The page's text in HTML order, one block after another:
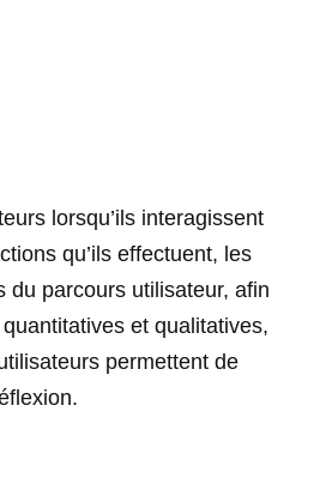
lorsqu’ils interagissent
qu’ils effectuent, les
du parcours utilisateur, afin
et qualitatives,
permettent de